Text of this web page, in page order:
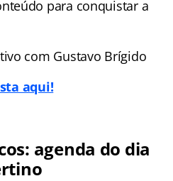
para conquistar a
com Gustavo Brígido
aqui!
agenda do dia